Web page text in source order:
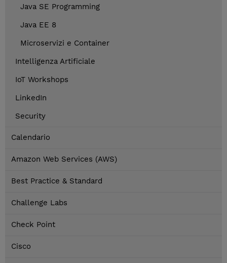
Java SE Programming
Java EE 8
Microservizi e Container
Intelligenza Artificiale
IoT Workshops
LinkedIn
Security
Calendario
Amazon Web Services (AWS)
Best Practice & Standard
Challenge Labs
Check Point
Cisco